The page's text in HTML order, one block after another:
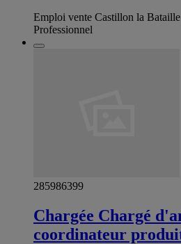
Emploi vente Castillon la
Professionnel
285986399
Chargée Chargé
coordinateur